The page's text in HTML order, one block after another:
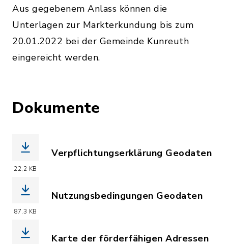
Aus gegebenem Anlass können die
Unterlagen zur Markterkundung bis zum
20.01.2022 bei der Gemeinde Kunreuth
eingereicht werden.
Dokumente
22,2 KB
Verpflichtungserklärung Geodaten
87,3 KB
Nutzungsbedingungen Geodaten
Karte der förderfähigen Adressen